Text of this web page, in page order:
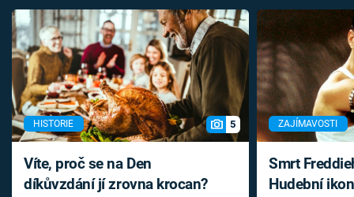
HISTORIE 5
Víte, proč se na Den
díkůvzdání jí zrovna krocan?
ZAJÍMAVOSTI
Smrt
Hudební